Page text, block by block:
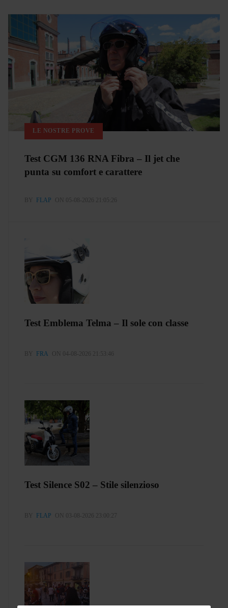
LE NOSTRE PROVE
Test CGM 136 RNA Fibra – Il jet che
punta su comfort e carattere
BY FLAP ON 05-08-2026 21:05:26
Test Emblema Telma – Il sole con classe
BY FRA ON 04-08-2026 21:53:46
Test Silence S02 – Stile silenzioso
BY FLAP ON 03-08-2026 23:00:27